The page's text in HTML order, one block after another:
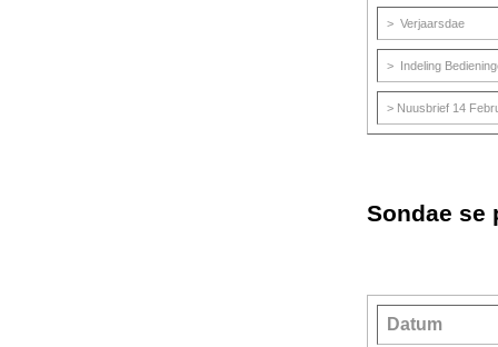
> Verjaarsdae
> Indeling
> Nuusbrief 14
Sondae se
Datum